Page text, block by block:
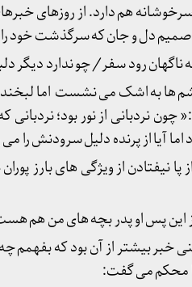
هم دارد. از روزهای
دل و جان که سرگذشت خود
ناگهان رود سفر/ چو ندارد
ها به اشک می نشست اما
چون نردبانی از نور بود؛
آیا از پرنده دلیل سرودنش را
نیفتادن از ویژگی های بارز
پس او پدر بچه های من هم
خبر بیشتر از آن بود که بفهمم
محکم می گفت: